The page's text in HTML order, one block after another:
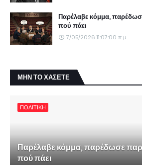
Παρέλαβε κόμμα,
πού πάει
7/05/2026 11:07:00 π.μ.
ΜΗΝ ΤΟ ΧΑΣΕΤΕ
ΠΟΛΙΤΙΚΗ
Παρέλαβε κόμμα, παρέδωσε
πού πάει